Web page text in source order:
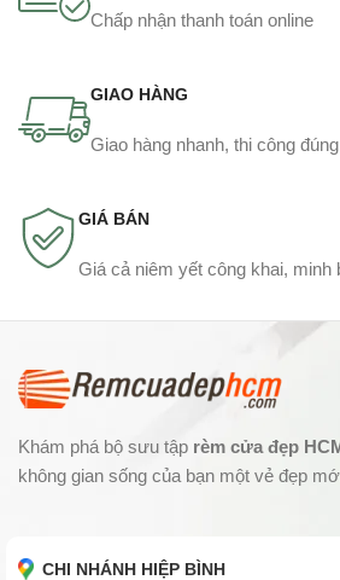
Chấp nhận thanh toán online
GIAO HÀNG
Giao hàng nhanh, thi công
GIÁ BÁN
Giá cả niêm yết công khai, minh
Khám phá bộ sưu tập rèm cửa đẹp
không gian sống của bạn một vẻ đẹp
CHI NHÁNH HIỆP BÌNH